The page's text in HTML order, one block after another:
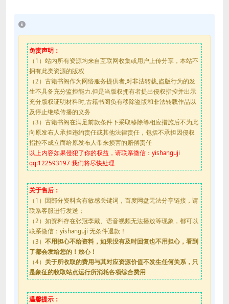
免责声明：
（1）站内所有资源均来自互联网收集或用户上传分享，本站不
拥有此类资源的版权
（2）古籍书阁作为网络服务提供者,对非法转载,盗版行为的发
生不具备充分监控能力.但是当版权拥有者提出侵权指控并出示
充分版权证明材料时,古籍书阁负有移除盗版和非法转载作品以
及停止继续传播的义务
（3）古籍书阁在满足前款条件下采取移除等相应措施后不为此
向原发布人承担违约责任或其他法律责任，包括不承担因侵权
指控不成立而给原发布人带来损害的赔偿责任
以上内容如果侵犯了你的权益，请联系微信：yishanguji
qq:122593197 我们将尽快处理
关于售后：
（1）因部分资料含有敏感关键词，百度网盘无法分享链接，请
联系客服进行发送；
（2）如资料存在张冠李戴、语音视频无法播放等现象，都可以
联系微信：yishanguji 无条件退款！
（3） 不用担心不给资料，如果没有及时回复也不用担心，看到
了都会发给您的！放心！
（4） 关于所收取的费用与其对应资源价值不发生任何关系，只
是象征的收取站点运行所消耗各项综合费用
温馨提示：